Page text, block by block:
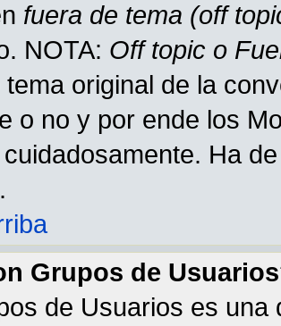
fuera de tema (off
NOTA: Off topic o
tema original de la
o no y por ende los
Ha
Grupos de
de Usuarios es una